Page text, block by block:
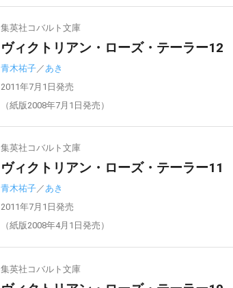
集英社コバルト文庫
ヴィクトリアン・ローズ・テーラー
青木祐子 ／ あき
2011年7月1日発売
（紙版2008年7月1日発売）
集英社コバルト文庫
ヴィクトリアン・ローズ・テーラー
青木祐子／あき
2011年7月1日発売
（紙版2008年4月1日発売）
集英社コバルト文庫